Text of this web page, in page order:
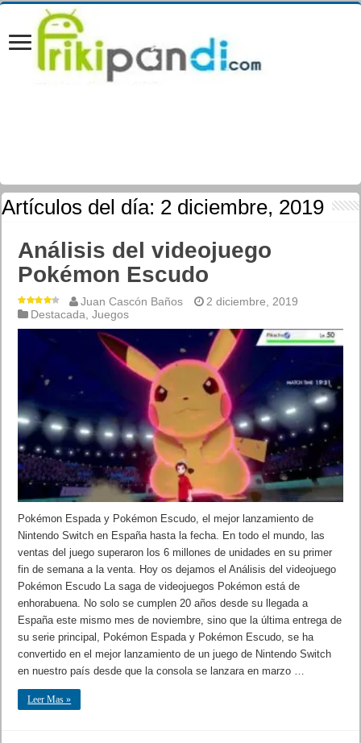
Artículos del día: 2 diciembre, 2019
Análisis del videojuego
Pokémon Escudo
Juan Cascón Baños
2 diciembre, 2019
Destacada ,Juegos
Pokémon Espada y Pokémon Escudo, el mejor lanzamiento de
Nintendo Switch en España hasta la fecha. En todo el mundo, las
ventas del juego superaron los 6 millones de unidades en su primer
fin de semana a la venta. Hoy os dejamos el Análisis del videojuego
Pokémon Escudo La saga de videojuegos Pokémon está de
enhorabuena. No solo se cumplen 20 años desde su llegada a
España este mismo mes de noviembre, sino que la última entrega de
su serie principal, Pokémon Espada y Pokémon Escudo, se ha
convertido en el mejor lanzamiento de un juego de Nintendo Switch
en nuestro país desde que la consola se lanzara en marzo …
Leer Mas »